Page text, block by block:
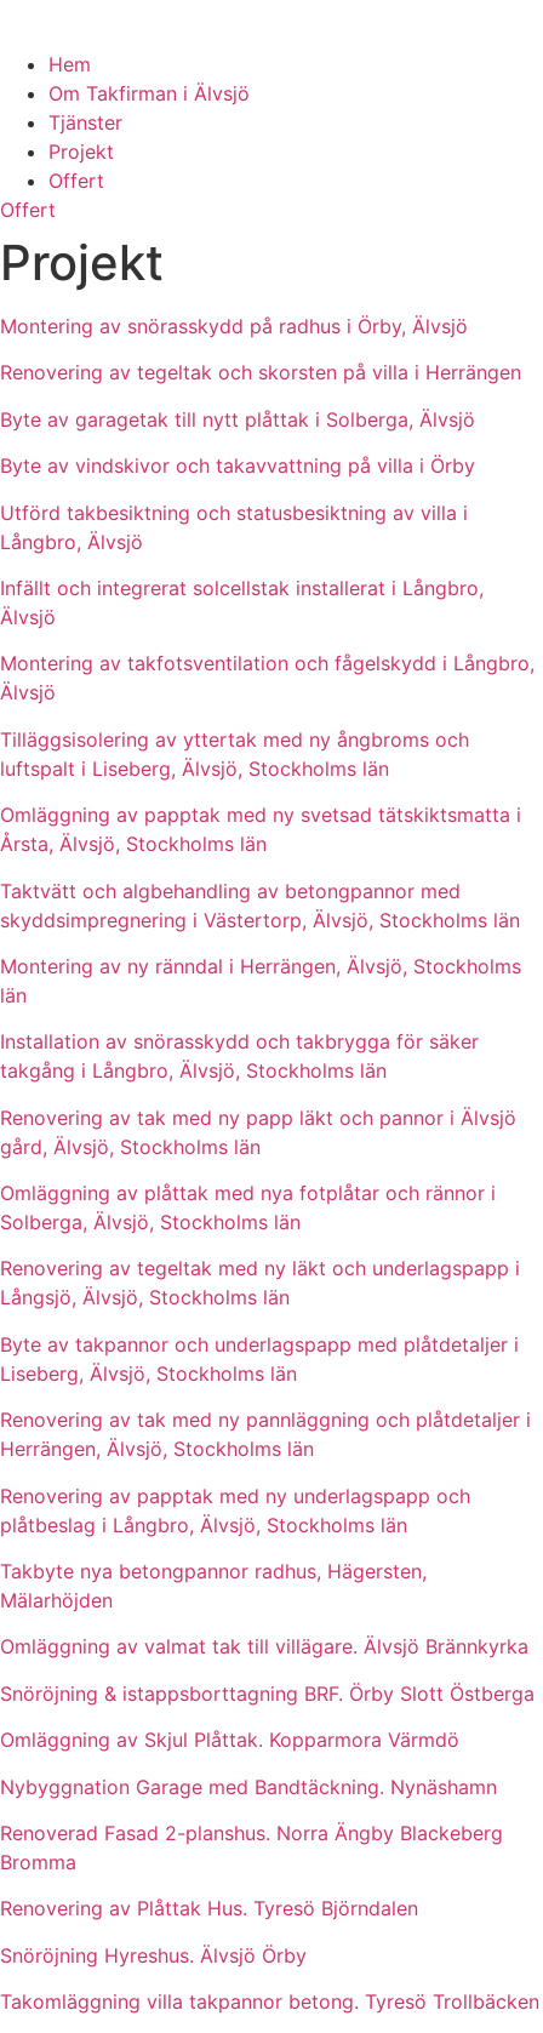
Hem
Om Takfirman i Älvsjö
Tjänster
Projekt
Offert
Offert
Projekt
Montering av snörasskydd på radhus i Örby, Älvsjö
Renovering av tegeltak och skorsten på villa i Herrängen
Byte av garagetak till nytt plåttak i Solberga, Älvsjö
Byte av vindskivor och takavvattning på villa i Örby
Utförd takbesiktning och statusbesiktning av villa i
Långbro, Älvsjö
Infällt och integrerat solcellstak installerat i Långbro,
Älvsjö
Montering av takfotsventilation och fågelskydd i Långbro,
Älvsjö
Tilläggsisolering av yttertak med ny ångbroms och
luftspalt i Liseberg, Älvsjö, Stockholms län
Omläggning av papptak med ny svetsad tätskiktsmatta i
Årsta, Älvsjö, Stockholms län
Taktvätt och algbehandling av betongpannor med
skyddsimpregnering i Västertorp, Älvsjö, Stockholms län
Montering av ny ränndal i Herrängen, Älvsjö, Stockholms
län
Installation av snörasskydd och takbrygga för säker
takgång i Långbro, Älvsjö, Stockholms län
Renovering av tak med ny papp läkt och pannor i Älvsjö
gård, Älvsjö, Stockholms län
Omläggning av plåttak med nya fotplåtar och rännor i
Solberga, Älvsjö, Stockholms län
Renovering av tegeltak med ny läkt och underlagspapp i
Långsjö, Älvsjö, Stockholms län
Byte av takpannor och underlagspapp med plåtdetaljer i
Liseberg, Älvsjö, Stockholms län
Renovering av tak med ny pannläggning och plåtdetaljer i
Herrängen, Älvsjö, Stockholms län
Renovering av papptak med ny underlagspapp och
plåtbeslag i Långbro, Älvsjö, Stockholms län
Takbyte nya betongpannor radhus, Hägersten,
Mälarhöjden
Omläggning av valmat tak till villägare. Älvsjö Brännkyrka
Snöröjning & istappsborttagning BRF. Örby Slott Östberga
Omläggning av Skjul Plåttak. Kopparmora Värmdö
Nybyggnation Garage med Bandtäckning. Nynäshamn
Renoverad Fasad 2-planshus. Norra Ängby Blackeberg
Bromma
Renovering av Plåttak Hus. Tyresö Björndalen
Snöröjning Hyreshus. Älvsjö Örby
Takomläggning villa takpannor betong. Tyresö Trollbäcken